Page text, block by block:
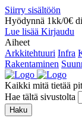
Siirry sisältöön
Hyödynnä 1kk/0€
Lue lisää Kirjaudu
Aiheet
Arkkitehtuuri Infra
Rakentaminen
Kaikki mitä tietää
Hae tältä sivustolta
Haku